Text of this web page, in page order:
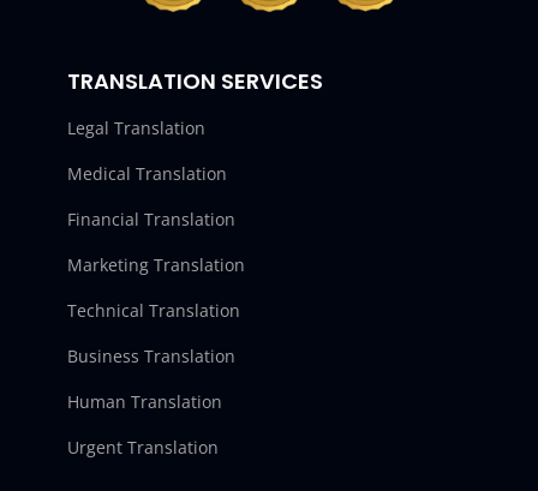
TRANSLATION SERVICES
Legal Translation
Medical Translation
Financial Translation
Marketing Translation
Technical Translation
Business Translation
Human Translation
Urgent Translation